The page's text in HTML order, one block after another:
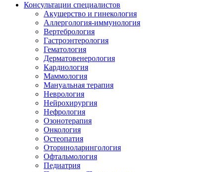
Консультации специалистов
Акушерство и гинекология
Аллергология-иммунология
Вертебрология
Гастроэнтерология
Гематология
Дерматовенерология
Кардиология
Маммология
Мануальная терапия
Неврология
Нейрохирургия
Нефрология
Озонотерапия
Онкология
Остеопатия
Оториноларингология
Офтальмология
Педиатрия